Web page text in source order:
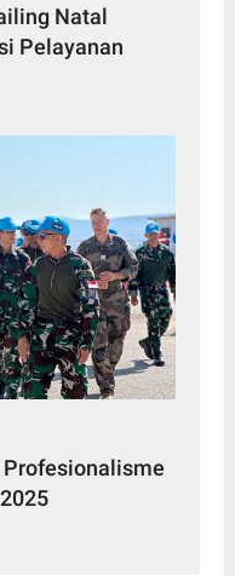
Natal
Pelayanan
Profesionalisme